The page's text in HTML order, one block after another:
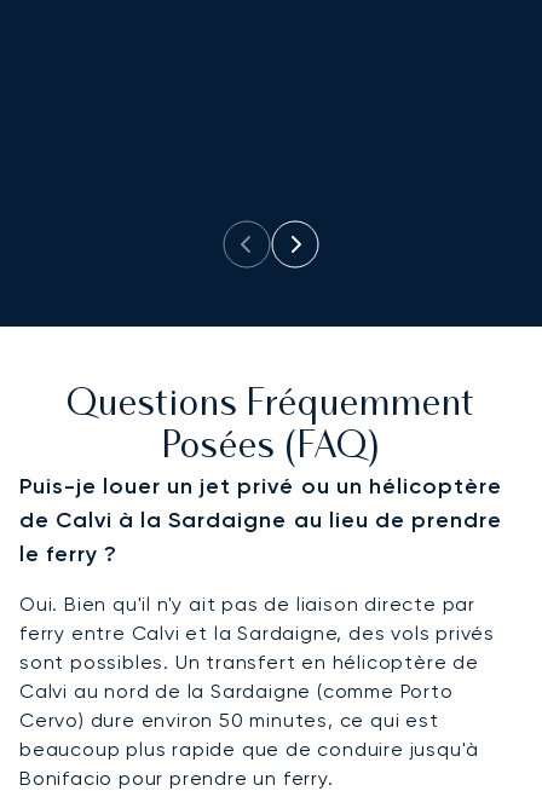
Questions Fréquemment
Posées (FAQ)
Puis-je louer un jet privé ou un hélicoptère
de Calvi à la Sardaigne au lieu de prendre
le ferry ?
Oui. Bien qu'il n'y ait pas de liaison directe par
ferry entre Calvi et la Sardaigne, des vols privés
sont possibles. Un transfert en hélicoptère de
Calvi au nord de la Sardaigne (comme Porto
Cervo) dure environ 50 minutes, ce qui est
beaucoup plus rapide que de conduire jusqu'à
Bonifacio pour prendre un ferry.